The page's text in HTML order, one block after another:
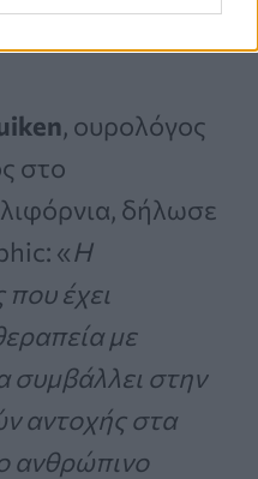
, ουρολόγος
στο
δήλωσε
«Η
έχει
με
συμβάλλει στην
αντοχής στα
ανθρώπινο